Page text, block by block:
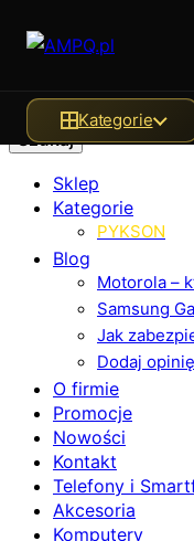
Szukaj
Sklep
Kategorie
PYKSON
Blog
Motorola –
Samsung
Jak
Dodaj
O firmie
Promocje
Nowości
Kontakt
Telefony i
Akcesoria
Komputery
Kategorie